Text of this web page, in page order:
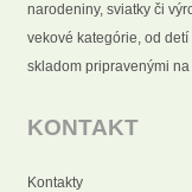
narodeniny, sviatky či
vekové kategórie, od
skladom pripravenými
KONTAKT
Kontakty